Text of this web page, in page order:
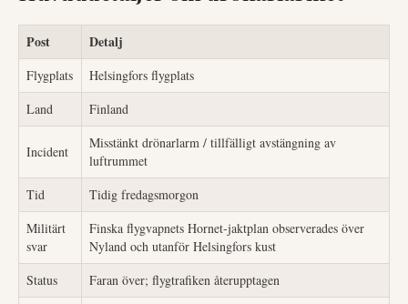
Post Detalj
Flygplats
Helsingfors flygplats
Land
Finland
Incident
Misstänkt drönarlarm / tillfälligt avstängning av
luftrummet
Tid
Tidig fredagsmorgon
Militärt
svar
Finska flygvapnets Hornet-jaktplan observerades över
Nyland och utanför Helsingfors kust
Status
Faran över; flygtrafiken återupptagen